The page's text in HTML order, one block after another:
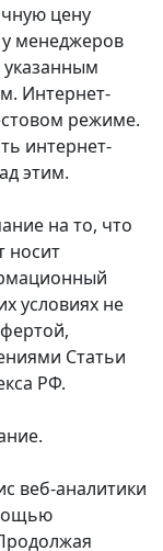
цену
менеджеров
Интернет-
режиме.
интернет-
этим.
на то, что
носит
условиях не
Статьи
РФ.
веб-аналитики